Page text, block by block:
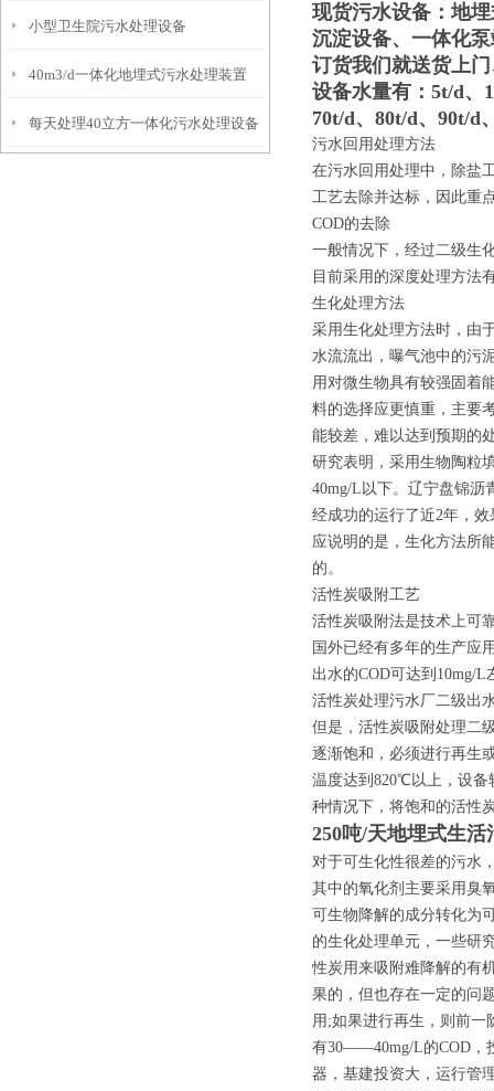
小型卫生院污水处理设备
40m3/d一体化地埋式污水处理装置
每天处理40立方一体化污水处理设备
现货污水设备：地
沉淀设备、一体化
订货我们就送货上
设备水量有：5t/d、
70t/d、80t/d、90t/d
污水回用处理方法
在污水回用处理中，除盐
工艺去除并达标，因此重
COD的去除
一般情况下，经过二级生
目前采用的深度处理方法
生化处理方法
采用生化处理方法时，由
水流流出，曝气池中的污
用对微生物具有较强固着
料的选择应更慎重，主要
能较差，难以达到预期的
研究表明，采用生物陶粒
40mg/L以下。辽宁盘锦沥
经成功的运行了近2年，
应说明的是，生化方法所
的。
活性炭吸附工艺
活性炭吸附法是技术上可
国外已经有多年的生产应
出水的COD可达到10mg/
活性炭处理污水厂二级出
但是，活性炭吸附处理二
逐渐饱和，必须进行再生
温度达到820℃以上，设备
种情况下，将饱和的活性
250吨/天地埋式生活
对于可生化性很差的污水
其中的氧化剂主要采用臭
可生物降解的成分转化为
的生化处理单元，一些研
性炭用来吸附难降解的有
果的，但也存在一定的问
用;如果进行再生，则前一
有30——40mg/L的COD，
器，基建投资大，运行管